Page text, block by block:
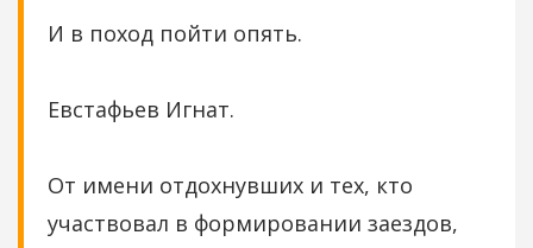
И в поход пойти опять.
Евстафьев Игнат.
От имени отдохнувших и тех, кто
участвовал в формировании заездов,